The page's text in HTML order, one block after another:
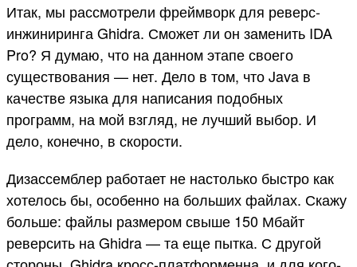
Итак, мы рассмотрели фреймворк для реверс-
инжиниринга Ghidra. Сможет ли он заменить IDA
Pro? Я думаю, что на данном этапе своего
существования — нет. Дело в том, что Java в
качестве языка для написания подобных
программ, на мой взгляд, не лучший выбор. И
дело, конечно, в скорости.
Дизассемблер работает не настолько быстро как
хотелось бы, особенно на больших файлах. Скажу
больше: файлы размером свыше 150 Мбайт
реверсить на Ghidra — та еще пытка. С другой